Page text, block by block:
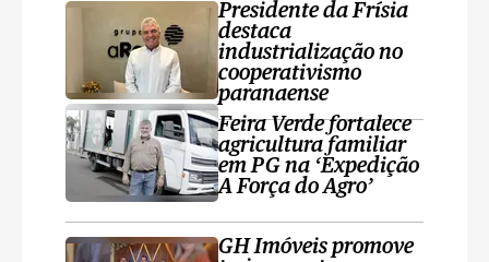
Presidente da Frísia
destaca
industrialização no
cooperativismo
paranaense
Feira Verde fortalece
agricultura familiar
em PG na ‘Expedição
A Força do Agro’
GH Imóveis promove